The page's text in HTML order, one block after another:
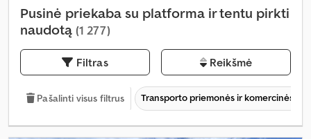
Pusinė priekaba su platforma ir tentu pirkti
naudotą (1 277)
Filtras Reikšmė
Pašalinti visus filtrus Transporto priemonės ir komercinės